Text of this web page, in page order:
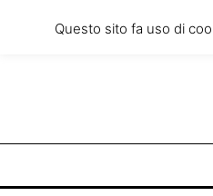
Friday, August 7, 2026
Questo sito fa uso di